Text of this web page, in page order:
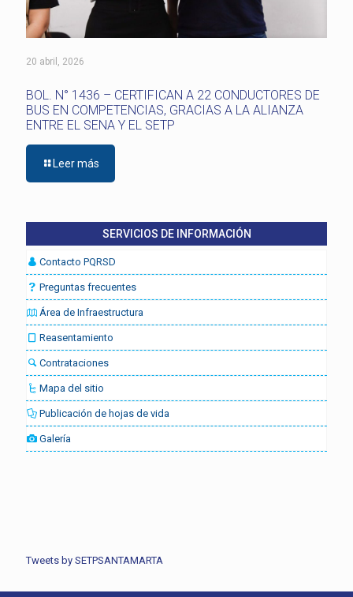
20 abril, 2026
BOL. N° 1436 – CERTIFICAN A 22 CONDUCTORES DE
BUS EN COMPETENCIAS, GRACIAS A LA ALIANZA
ENTRE EL SENA Y EL SETP
Leer más
SERVICIOS DE INFORMACIÓN
Contacto PQRSD
Preguntas frecuentes
Área de Infraestructura
Reasentamiento
Contrataciones
Mapa del sitio
Publicación de hojas de vida
Galería
Tweets by SETPSANTAMARTA